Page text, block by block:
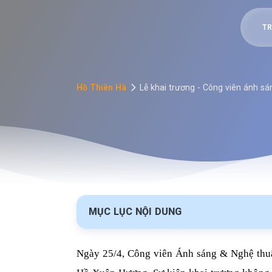
Thi
Hà
-
Cô
ng
Ty
Hồ Thiên Hà Lễ khai trương - Công viên ánh
MỤC LỤC NỘI DUNG
Ngày 25/4, Công viên Ánh sáng & Nghệ